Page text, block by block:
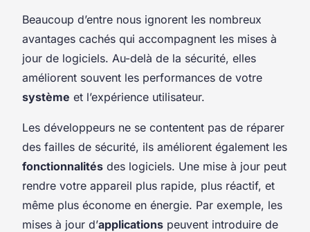
Beaucoup d’entre nous ignorent les nombreux
avantages cachés qui accompagnent les mises à
jour de logiciels. Au-delà de la sécurité, elles
améliorent souvent les performances de votre
système et l’expérience utilisateur.
Les développeurs ne se contentent pas de réparer
des failles de sécurité, ils améliorent également les
fonctionnalités des logiciels. Une mise à jour peut
rendre votre appareil plus rapide, plus réactif, et
même plus économe en énergie. Par exemple, les
mises à jour d’applications peuvent introduire de